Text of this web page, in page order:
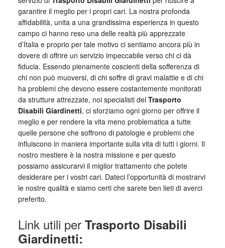
garantire il meglio per i propri cari. La nostra profonda
affidabilità, unita a una grandissima esperienza in questo
campo ci hanno reso una delle realtà più apprezzate
d’Italia e proprio per tale motivo ci sentiamo ancora più in
dovere di offrire un servizio impeccabile verso chi ci dà
fiducia. Essendo pienamente coscienti della sofferenza di
chi non può muoversi, di chi soffre di gravi malattie e di chi
ha problemi che devono essere costantemente monitorati
da strutture attrezzate, noi specialisti del Trasporto
Disabili Giardinetti, ci sforziamo ogni giorno per offrire il
meglio e per rendere la vita meno problematica a tutte
quelle persone che soffrono di patologie e problemi che
influiscono in maniera importante sulla vita di tutti i giorni. Il
nostro mestiere è la nostra missione e per questo
possiamo assicurarvi il miglior trattamento che potete
desiderare per i vostri cari. Dateci l’opportunità di mostrarvi
le nostre qualità e siamo certi che sarete ben lieti di averci
preferito.
Link utili per Trasporto Disabili
Giardinetti: